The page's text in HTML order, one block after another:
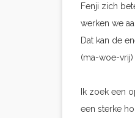
Fenji zich
werken we
Dat kan de
(ma-woe-
Ik zoek een
een sterke